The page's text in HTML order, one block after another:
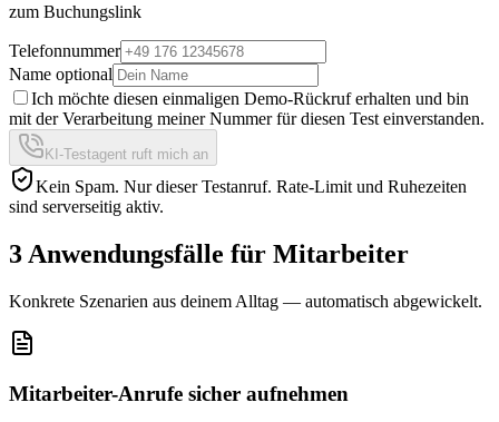
zum Buchungslink
Telefonnummer
Name optional
Ich möchte diesen einmaligen Demo-Rückruf erhalten und bin
mit der Verarbeitung meiner Nummer für diesen Test einverstanden.
KI-Testagent ruft mich an
Kein Spam. Nur dieser Testanruf. Rate-Limit und Ruhezeiten
sind serverseitig aktiv.
3 Anwendungsfälle für Mitarbeiter
Konkrete Szenarien aus deinem Alltag — automatisch abgewickelt.
Mitarbeiter-Anrufe sicher aufnehmen